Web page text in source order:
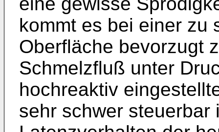
kommt es bei einer zu
Oberfläche bevorzugt
Schmelzfluß unter
hochreaktiv
sehr schwer steuerbar